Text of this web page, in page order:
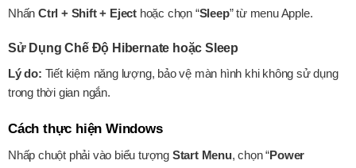
Nhấn Ctrl + Shift + Eject hoặc chọn “Sleep” từ menu Apple.
Sử Dụng Chế Độ Hibernate hoặc Sleep
Lý do: Tiết kiệm năng lượng, bảo vệ màn hình khi không sử dụng
trong thời gian ngắn.
Cách thực hiện Windows
Nhấp chuột phải vào biểu tượng Start Menu, chọn “Power